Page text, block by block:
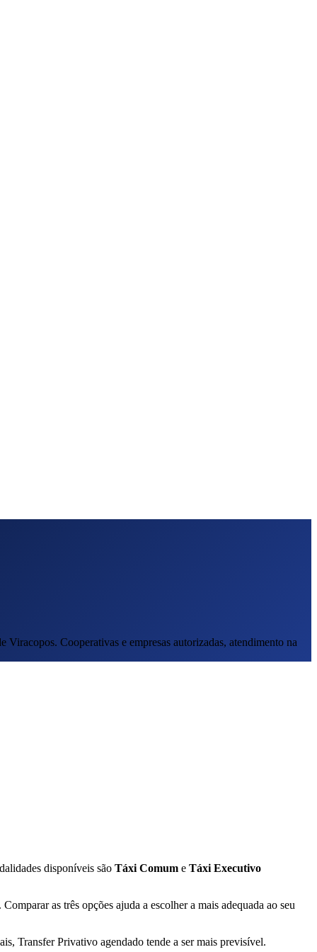
Cooperativas e empresas autorizadas, atendimento na
disponíveis são Táxi Comum e Táxi Executivo
Comparar as três opções ajuda a escolher a mais adequada ao seu
Transfer Privativo agendado tende a ser mais previsível.